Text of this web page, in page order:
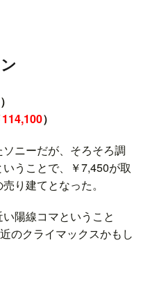
114,100）
ニーだが、そろそろ調
うことで、￥7,450が取
り建てとなった。
陽線コマということ
のクライマックスかもし